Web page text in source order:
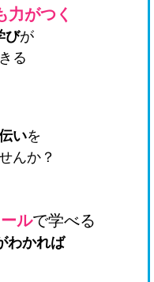
力がつく
びが
る
いを
んか？
ルで学べる
わかれば